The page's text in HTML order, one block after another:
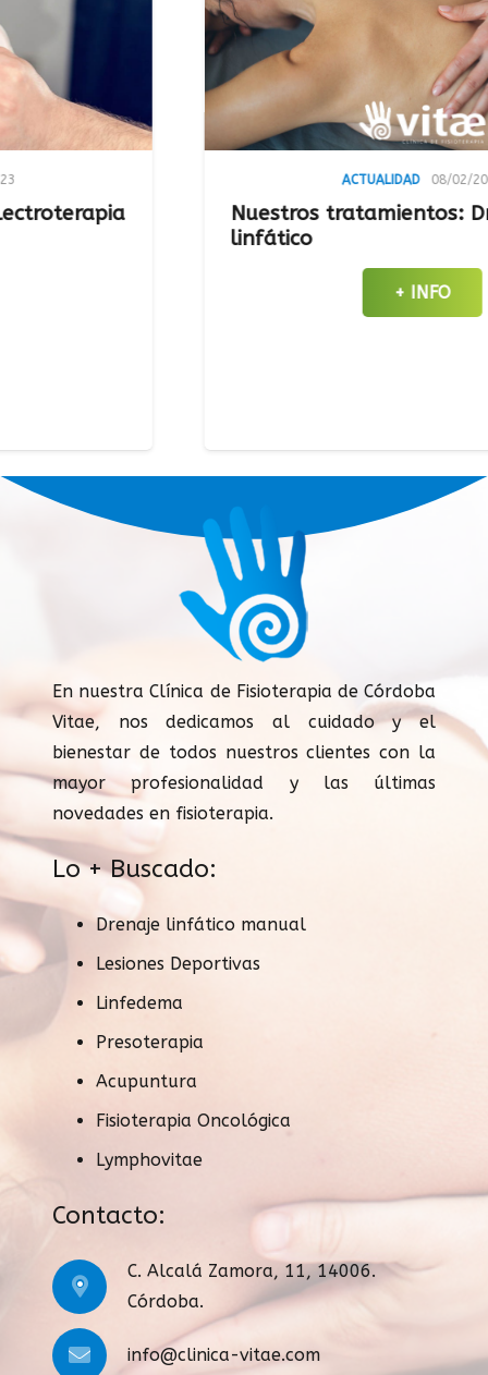
08/02/2023
Nuestros tratamientos: Drenaje
linfático
En nuestra Clínica de Fisioterapia de Córdoba
Vitae, nos dedicamos al cuidado y el
bienestar de todos nuestros clientes con la
mayor profesionalidad y las últimas
novedades en fisioterapia.
Lo + Buscado:
Drenaje linfático manual
Lesiones Deportivas
Linfedema
Presoterapia
Acupuntura
Fisioterapia Oncológica
Lymphovitae
Contacto:
C. Alcalá Zamora, 11, 14006.
Córdoba.
info@clinica-vitae.com